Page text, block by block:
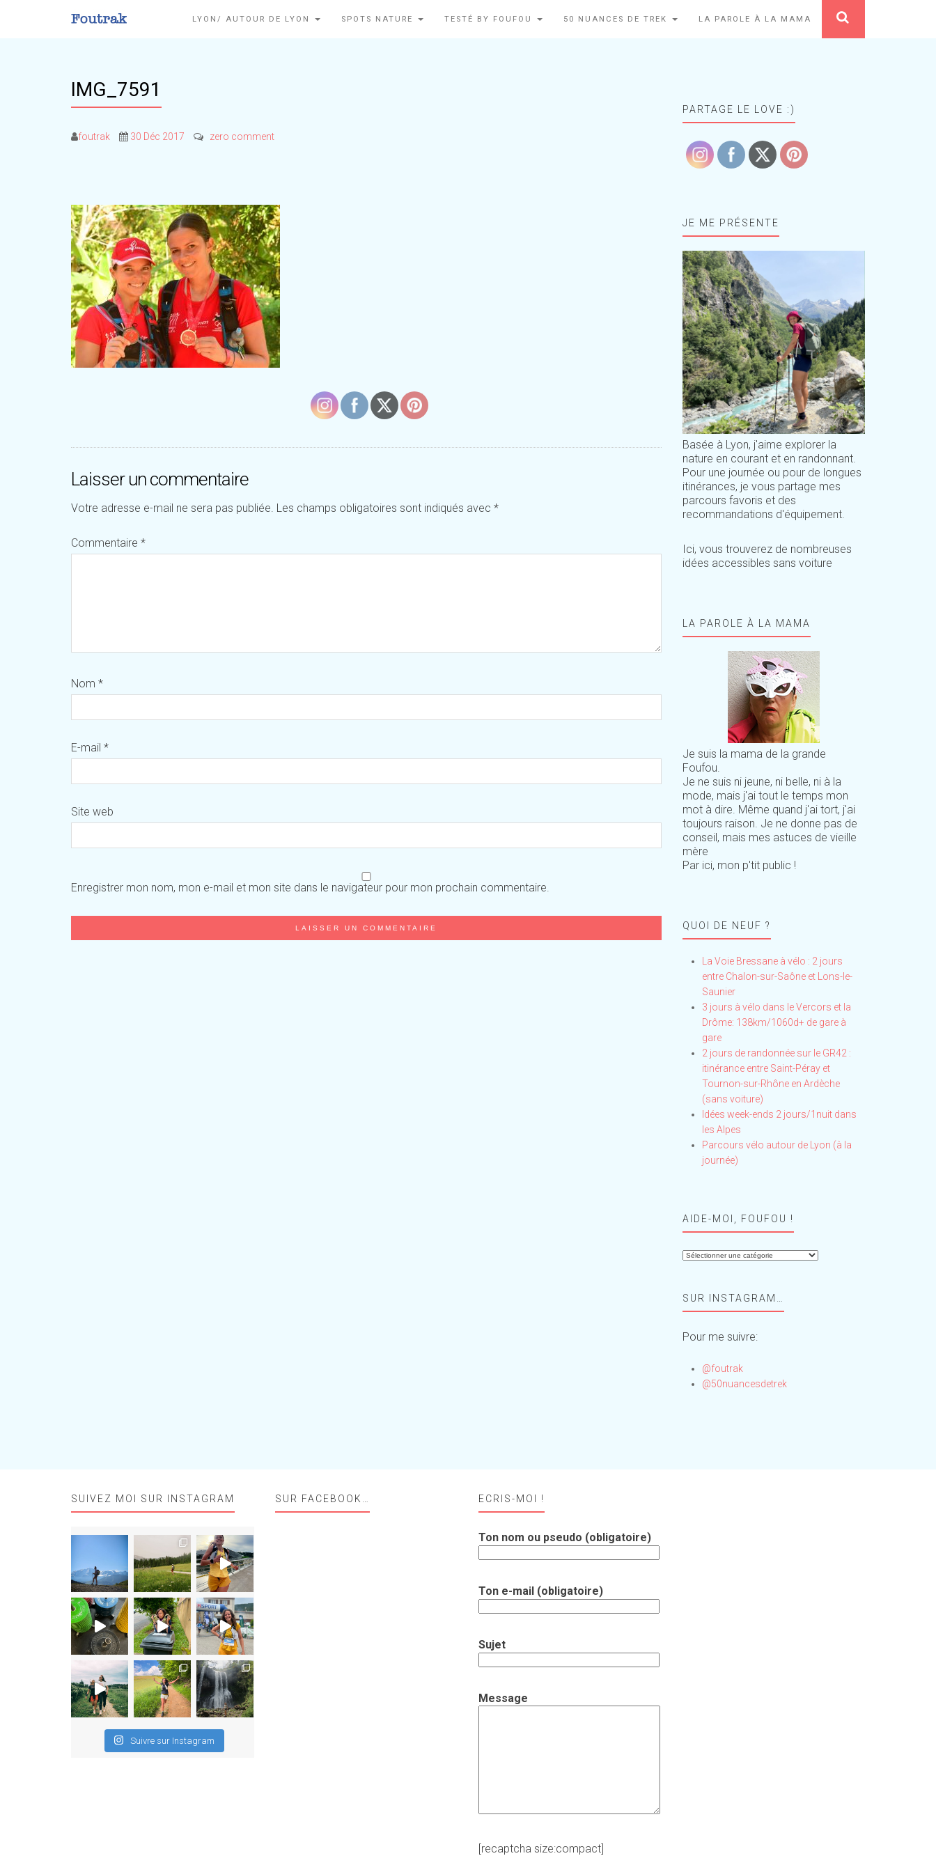
LYON/ AUTOUR DE LYON SPOTS NATURE TESTÉ BY FOUFOU 50 NUANCES DE TREK LA PAROLE À LA MAMA
IMG_7591
foutrak 30 Déc 2017 zero comment
Laisser un commentaire
Votre adresse e-mail ne sera pas publiée. Les champs obligatoires sont indiqués avec *
Commentaire *
Nom *
E-mail *
Site web
Enregistrer mon nom, mon e-mail et mon site dans le navigateur pour mon prochain commentaire.
PARTAGE LE LOVE :)
JE ME PRÉSENTE
Basée à Lyon, j'aime explorer la
nature en courant et en randonnant.
Pour une journée ou pour de longues
itinérances, je vous partage mes
parcours favoris et des
recommandations d'équipement.
Ici, vous trouverez de nombreuses
idées accessibles sans voiture
LA PAROLE À LA MAMA
Je suis la mama de la grande
Foufou.
Je ne suis ni jeune, ni belle, ni à la
mode, mais j'ai tout le temps mon
mot à dire. Même quand j'ai tort, j'ai
toujours raison. Je ne donne pas de
conseil, mais mes astuces de vieille
mère
Par ici, mon p'tit public !
QUOI DE NEUF ?
La Voie Bressane à vélo : 2 jours
entre Chalon-sur-Saône et Lons-le-
Saunier
3 jours à vélo dans le Vercors et la
Drôme: 138km/1060d+ de gare à
gare
2 jours de randonnée sur le GR42 :
itinérance entre Saint-Péray et
Tournon-sur-Rhône en Ardèche
(sans voiture)
Idées week-ends 2 jours/1nuit dans
les Alpes
Parcours vélo autour de Lyon (à la
journée)
AIDE-MOI, FOUFOU !
Aide-
!SUR INSTAGRAM…
Pour me suivre:
@foutrak
@50nuancesdetrek
SUIVEZ MOI SUR INSTAGRAM
Suivre sur Instagram
SUR FACEBOOK… ECRIS-MOI !
Ton nom ou pseudo (obligatoire)
Ton e-mail (obligatoire)
Sujet
Message
[recaptcha size:compact]